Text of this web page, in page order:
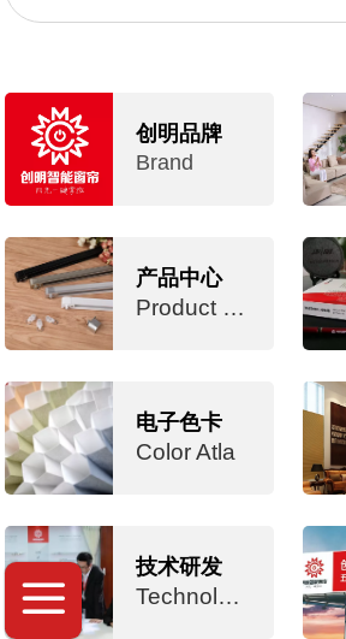
创明品牌
Brand
产品中心
Product Center
电子色卡
Color Atla
技术研发
Technology R&D